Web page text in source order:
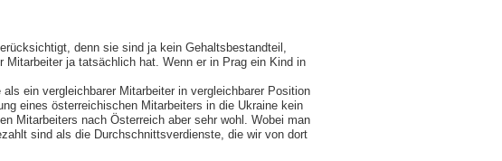
denn sie sind ja kein Gehaltsbestandteil,
ja tatsächlich hat. Wenn er in Prag ein Kind in
ein vergleichbarer Mitarbeiter in vergleichbarer Position
eines österreichischen Mitarbeiters in die Ukraine kein
Mitarbeiters nach Österreich aber sehr wohl. Wobei man
sind als die Durchschnittsverdienste, die wir von dort